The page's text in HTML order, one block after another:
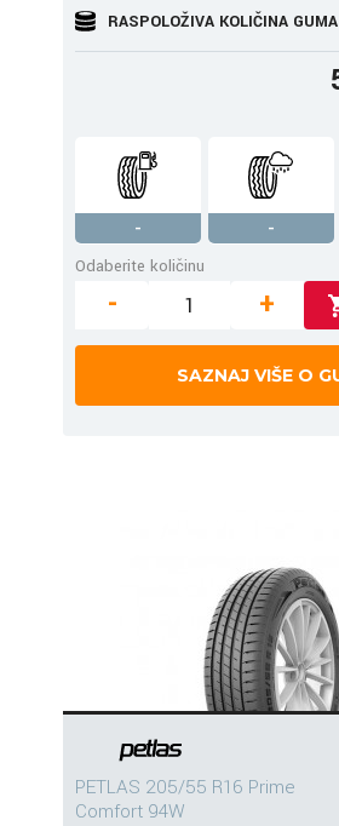
RASPOLOŽIVA KOLIČINA GUMA
- -
Odaberite količinu
- +
SAZNAJ VIŠE O
PETLAS 205/55 R16 Prime
Comfort 94W